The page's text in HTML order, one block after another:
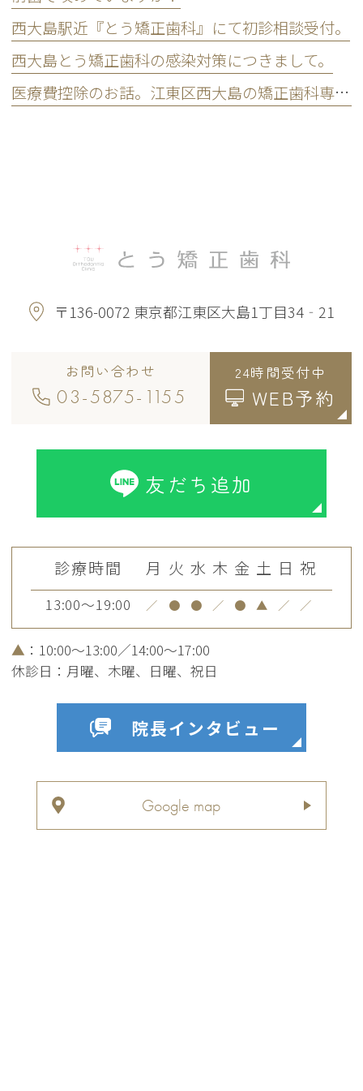
西大島駅近『とう矯正歯科』にて初診相談受付。
西大島とう矯正歯科の感染対策につきまして。
医療費控除のお話。江東区西大島の矯正歯科専門クリニックです。
〒136-0072 東京都江東区大島1丁目34‐21
お問い合わせ
03-5875-1155
24時間受付中
WEB予約
友だち追加
診療時間 月 火 水 木 金 土 日 祝
13:00～19:00 ／ ● ● ／ ● ▲ ／ ／
▲ ：10:00～13:00／14:00～17:00
休診日：月曜、木曜、日曜、祝日
院長インタビュー
Google map